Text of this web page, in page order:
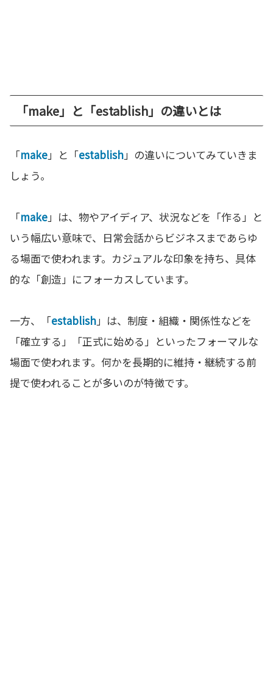
「make」と「establish」の違いとは
「make」と「establish」の違いについてみていきま
しょう。
「make」は、物やアイディア、状況などを「作る」と
いう幅広い意味で、日常会話からビジネスまであらゆ
る場面で使われます。カジュアルな印象を持ち、具体
的な「創造」にフォーカスしています。
一方、「establish」は、制度・組織・関係性などを
「確立する」「正式に始める」といったフォーマルな
場面で使われます。何かを長期的に維持・継続する前
提で使われることが多いのが特徴です。